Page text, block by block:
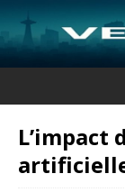
L’impact